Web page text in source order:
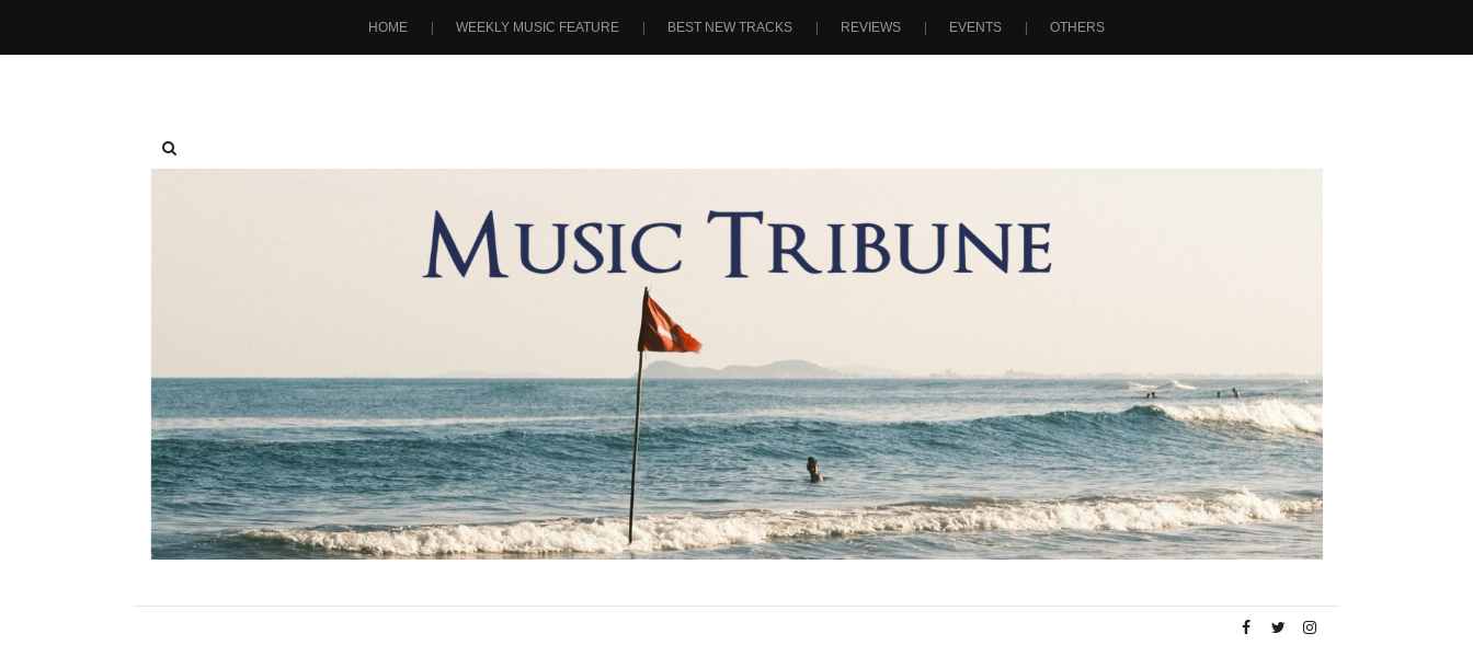
HOME WEEKLY MUSIC FEATURE BEST NEW TRACKS REVIEWS EVENTS OTHERS